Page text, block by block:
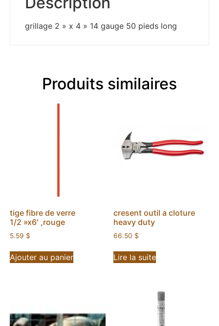
grillage 2 » x 4 » 14 gauge 50 pieds long
Produits similaires
tige fibre de verre
1/2 »x6′ ,rouge
5.59 $
Ajouter au panier
cresent outil a cloture
heavy duty
66.50 $
Lire la suite